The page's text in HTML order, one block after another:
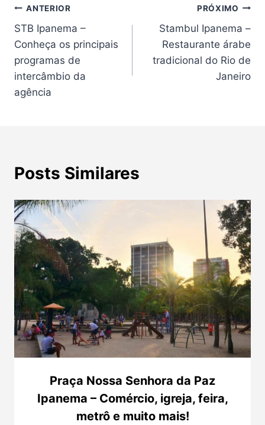
Navegação
de
Post
ANTERIOR
STB Ipanema –
Conheça os principais
programas de
intercâmbio da
agência
PRÓXIMO
Stambul Ipanema –
Restaurante árabe
tradicional do Rio de
Janeiro
Posts Similares
Praça Nossa Senhora da Paz
Ipanema – Comércio, igreja, feira,
metrô e muito mais!